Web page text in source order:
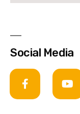
Social Media